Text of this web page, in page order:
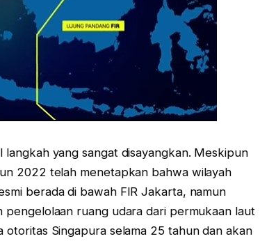
yang sangat disayangkan. Meskipun
2022 telah menetapkan bahwa wilayah
berada di bawah FIR Jakarta, namun
pengelolaan ruang udara dari permukaan laut
Singapura selama 25 tahun dan akan